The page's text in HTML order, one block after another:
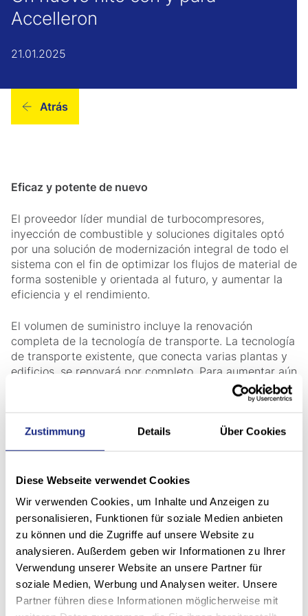
Zustimmung Details Über Cookies
Diese Webseite verwendet Cookies
Wir verwenden Cookies, um Inhalte und Anzeigen zu
personalisieren, Funktionen für soziale Medien anbieten
zu können und die Zugriffe auf unsere Website zu
analysieren. Außerdem geben wir Informationen zu Ihrer
Verwendung unserer Website an unsere Partner für
soziale Medien, Werbung und Analysen weiter. Unsere
Partner führen diese Informationen möglicherweise mit
Accelleron
21.01.2025
Atrás
Eficaz y potente de nuevo
El proveedor líder mundial de turbocompresores,
inyección de combustible y soluciones digitales optó
por una solución de modernización integral de todo el
sistema con el fin de optimizar los flujos de material de
forma sostenible y orientada al futuro, y aumentar la
eficiencia y el rendimiento.
El volumen de suministro incluye la renovación
completa de la tecnología de transporte. La tecnología
de transporte existente, que conecta varias plantas y
edificios, se renovará por completo. Para aumentar aún
más la eficacia y el rendimiento de los flujos de
transferencia y dispositivos de elevación (elevadores)
de alto rendimiento. El almacén, con nuestros cinco
transelevadores MASTer y unos 8.200 espacios para
transelevadores se modernizarán desde el punto de
más reciente. El quinto transelevador será sustituido
por nuestra MASTer 2024 de alto rendimiento. Este
nuevo transelevador se instalará a través de una
abertura existente en el techo. Este proceso especial
de inserción requiere conocimientos técnicos y
experiencia especiales, que Stöcklin ha demostrado
con éxito en varios proyectos de modernización, por
ejemplo en Miele y Arvato.